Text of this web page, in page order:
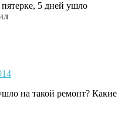
5 дней ушло
на такой ремонт? Какие